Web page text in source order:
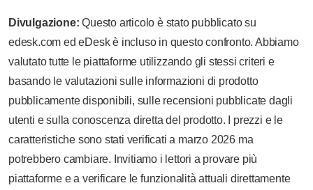
Divulgazione: Questo articolo è stato pubblicato su
edesk.com ed eDesk è incluso in questo confronto. Abbiamo
valutato tutte le piattaforme utilizzando gli stessi criteri e
basando le valutazioni sulle informazioni di prodotto
pubblicamente disponibili, sulle recensioni pubblicate dagli
utenti e sulla conoscenza diretta del prodotto. I prezzi e le
caratteristiche sono stati verificati a marzo 2026 ma
potrebbero cambiare. Invitiamo i lettori a provare più
piattaforme e a verificare le funzionalità attuali direttamente